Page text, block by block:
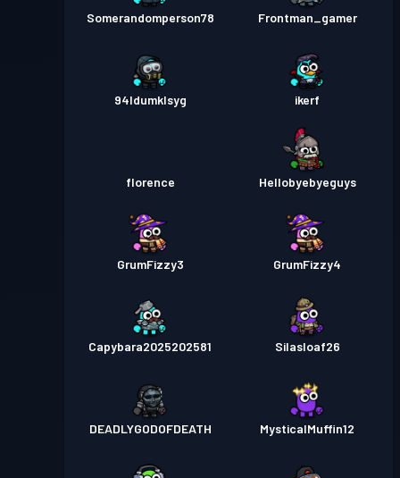
Somerandomperson78 Frontman_gamer
94ldumklsyg ikerf
florence Hellobyebyeguys
GrumFizzy3 GrumFizzy4
Capybara2025202581 Silasloaf26
DEADLYGODOFDEATH MysticalMuffin12